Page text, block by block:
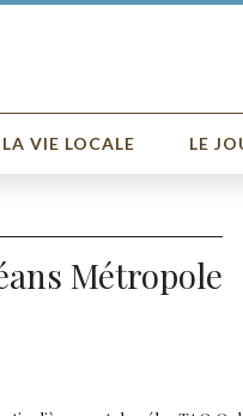
LA VIE LOCALE LE
Métropole